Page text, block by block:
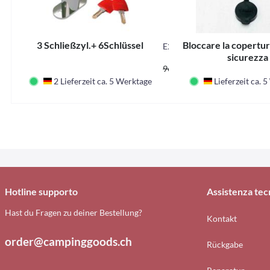
3 Schließzyl.+ 6Schlüssel E220
96,40 CHF *
Deutschland
2 Lieferzeit ca. 5 Werktage
Bloccare la
sicurezza
Deutschland
Lieferzeit ca.
Hotline supporto
Hast du Fragen zu deiner Bestellung?
order@campinggoods.ch
Assistenza
Kontakt
Rückgabe